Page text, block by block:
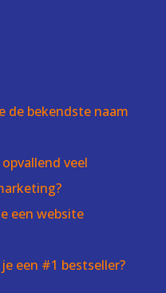
de bekendste naam
veel
een website
een #1 bestseller?